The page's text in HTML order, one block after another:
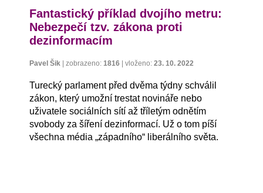
Fantastický příklad dvojího metru:
Nebezpečí tzv. zákona proti
dezinformacím
Pavel Šik | zobrazeno: 1816 | vloženo: 23. 10. 2022
Turecký parlament před dvěma týdny schválil
zákon, který umožní trestat novináře nebo
uživatele sociálních sítí až tříletým odnětím
svobody za šíření dezinformací. Už o tom píší
všechna média „západního“ liberálního světa.